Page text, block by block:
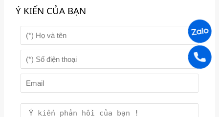
Ý KIẾN CỦA BẠN